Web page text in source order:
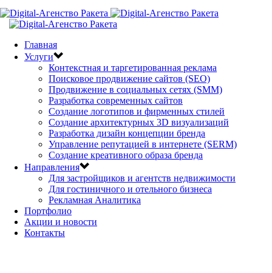
Главная
Услуги
Контекстная и таргетированная реклама
Поисковое продвижение сайтов (SEO)
Продвижение в социальных сетях (SMM)
Разработка современных сайтов
Создание логотипов и фирменных стилей
Создание архитектурных 3D визуализаций
Разработка дизайн концепции бренда
Управление репутацией в интернете (SERM)
Создание креативного образа бренда
Направления
Для застройщиков и агентств недвижимости
Для гостиничного и отельного бизнеса
Рекламная Аналитика
Портфолио
Акции и новости
Контакты